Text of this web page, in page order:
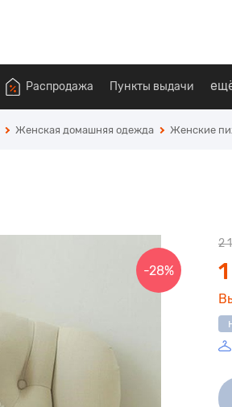
Распродажа Пункты выдачи
Женская домашняя одежда Женские
-28%
2